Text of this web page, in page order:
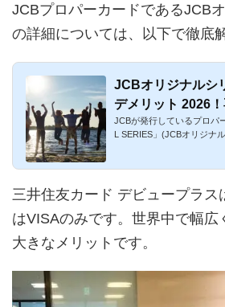
JCBプロパーカードであるJCB
の詳細については、以下で徹底
JCBオリジナルシ
デメリット 2026
JCBが発行しているプロパ
L SERIES」(JCBオリジナ
三井住友カード デビュープラス
はVISAのみです。世界中で幅広
大きなメリットです。